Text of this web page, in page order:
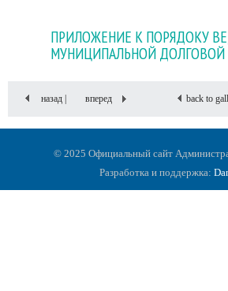
ПРИЛОЖЕНИЕ К ПОРЯДОКУ
МУНИЦИПАЛЬНОЙ ДОЛГОВОЙ
назад | вперед back to
© 2025 Официальный сайт
Разработка и поддержка: